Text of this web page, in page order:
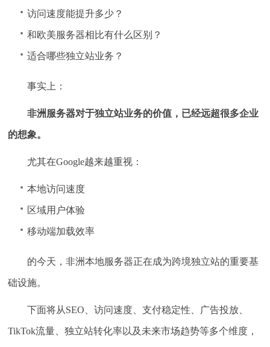
访问速度能提升多少？
和欧美服务器相比有什么区别？
适合哪些独立站业务？
事实上：
非洲服务器对于独立站业务的价值，已经远超很多企业
的想象。
尤其在Google越来越重视：
本地访问速度
区域用户体验
移动端加载效率
的今天，非洲本地服务器正在成为跨境独立站的重要基
础设施。
下面将从SEO、访问速度、支付稳定性、广告投放、
TikTok流量、独立站转化率以及未来市场趋势等多个维度，